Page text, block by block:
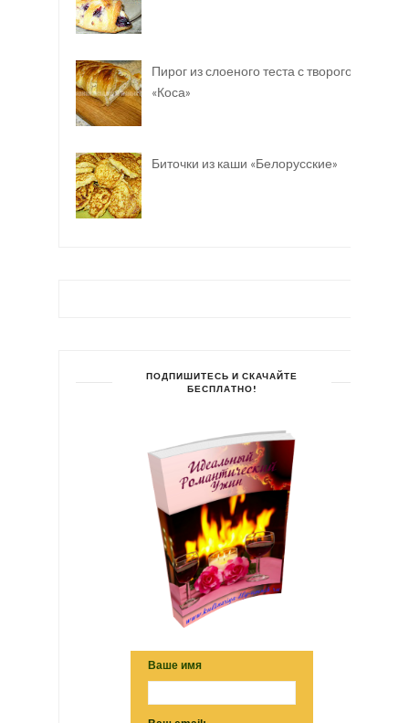
Пирог из слоеного теста с творогом
«Коса»
Биточки из каши «Белорусские»
ПОДПИШИТЕСЬ И СКАЧАЙТЕ
БЕСПЛАТНО!
Ваше имя